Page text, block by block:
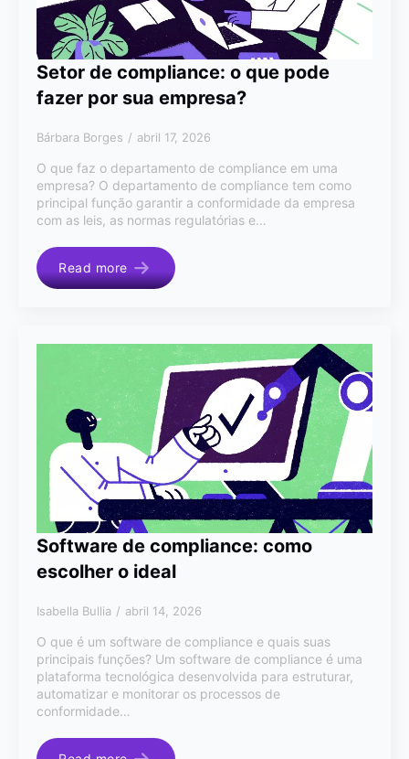
Setor de compliance: o que pode
fazer por sua empresa?
Bárbara Borges abril 17, 2026
O que faz o departamento de compliance em uma
empresa? O departamento de compliance tem como
principal função garantir a conformidade da empresa
com as leis, as normas regulatórias e…
Read more
Software de compliance: como
escolher o ideal
Isabella Bullia abril 14, 2026
O que é um software de compliance e quais suas
principais funções? Um software de compliance é uma
plataforma tecnológica desenvolvida para estruturar,
automatizar e monitorar os processos de
conformidade…